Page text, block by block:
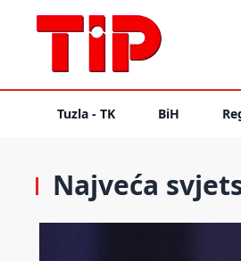
Tuzla - TK BiH
Najveća